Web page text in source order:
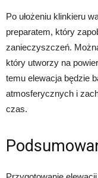
Po ułożeniu klinkieru
preparatem, który
zanieczyszczeń.
który utworzy na
temu elewacja będzie
atmosferycznych i
czas.